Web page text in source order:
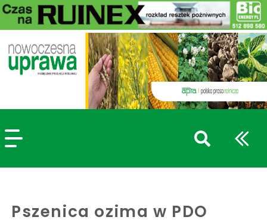
Pszenica ozima w PDO